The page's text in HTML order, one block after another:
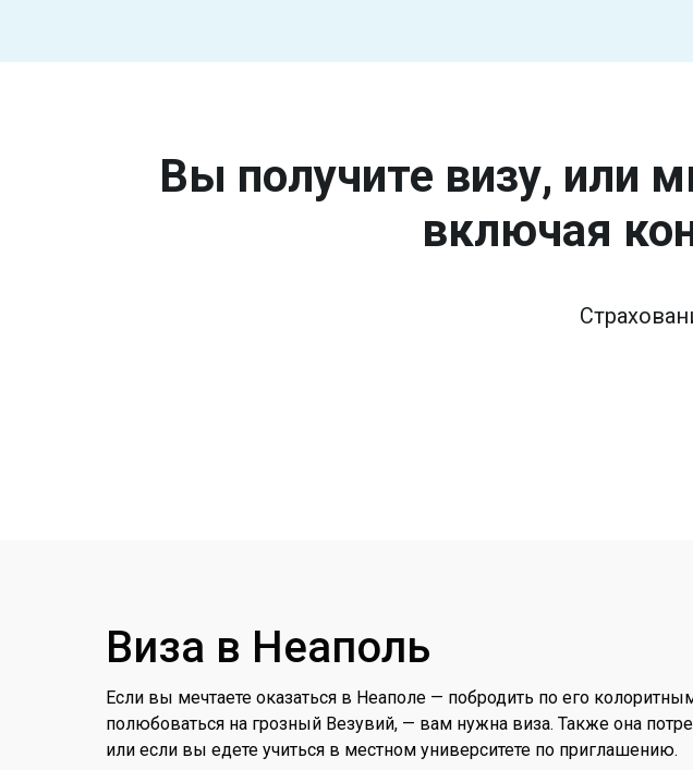
Вы получите визу, или
включая
Виза в Неаполь
Если вы мечтаете оказаться в Неаполе — побродить по его
полюбоваться на грозный Везувий, — вам нужна виза. Также она
или если вы едете учиться в местном университете по приглашению.